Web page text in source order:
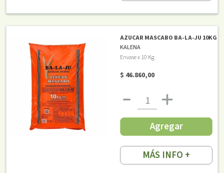
AZUCAR MASCABO BA-LA-JU 10KG
KALENA
Envase x 10 Kg
$ 46.860,00
Agregar
MÁS INFO +